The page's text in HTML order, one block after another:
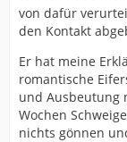
von dafür
den Kontakt
Er hat meine
romantische
und Ausbeutung
Wochen
nichts gönnen